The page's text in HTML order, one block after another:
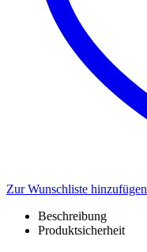
Zur Wunschliste hinzufügen
Beschreibung
Produktsicherheit